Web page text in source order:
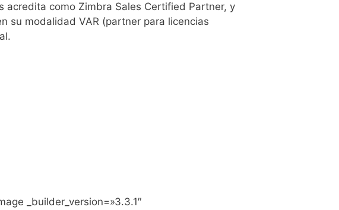
acredita como Zimbra Sales Certified Partner, y
su modalidad VAR (partner para licencias
_builder_version=»3.3.1″